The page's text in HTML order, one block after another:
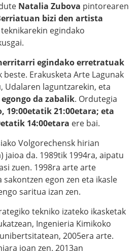
Natalia Zubova pintorearen
bizi den artista
egindako
egindako erretratuak
beste. Erakusketa Arte Lagunak
Udalaren laguntzarekin, eta
da zabalik. Ordutegia
19:00etatik 21:00etara; eta
14:00etara ere bai.
Volgorechensk hirian
da. 1989tik 1994ra, aipatu
zuen. 1998ra arte arte
egon zen eta ikasle
saritua izan zen.
tekniko izateko ikasketak
Ingenieria Kimikoko
2005era arte.
joan zen. 2013an